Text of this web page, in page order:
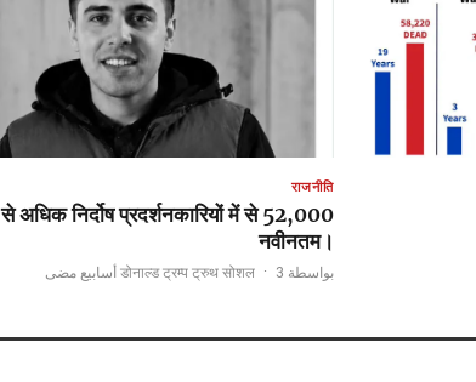
राजनीति
52,000 से अधिक निर्दोष प्रदर्शनकारियों में से
नवीनतम।
بواسطة डोनाल्ड ट्रम्प ट्रुथ सोशल · 3 أسابيع مضى